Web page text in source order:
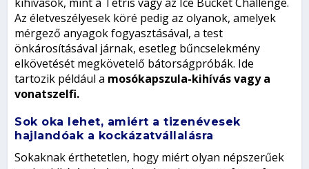
Az életveszélyesek köré pedig az olyanok, amelyek
mérgező anyagok fogyasztásával, a test
önkárosításával járnak, esetleg bűncselekmény
elkövetését megkövetelő bátorságpróbák. Ide
tartozik például a mosókapszula-kihívás vagy a
vonatszelfi.
Sok oka lehet, amiért a tizenévesek
hajlandóak a kockázatvállalásra
Sokaknak érthetetlen, hogy miért olyan népszerűek